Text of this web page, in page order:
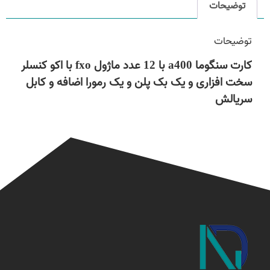
توضیحات
توضیحات
کارت سنگوما a400 با 12 عدد ماژول fxo با اکو کنسلر
سخت افزاری و یک بک پلن و یک رمورا اضافه و کابل
سریالش